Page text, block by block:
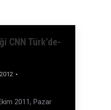
CNN Türk’de-
2011, Pazar